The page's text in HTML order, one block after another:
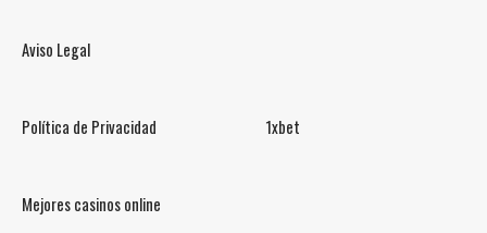
Aviso Legal
Política de Privacidad 1xbet
Mejores casinos online